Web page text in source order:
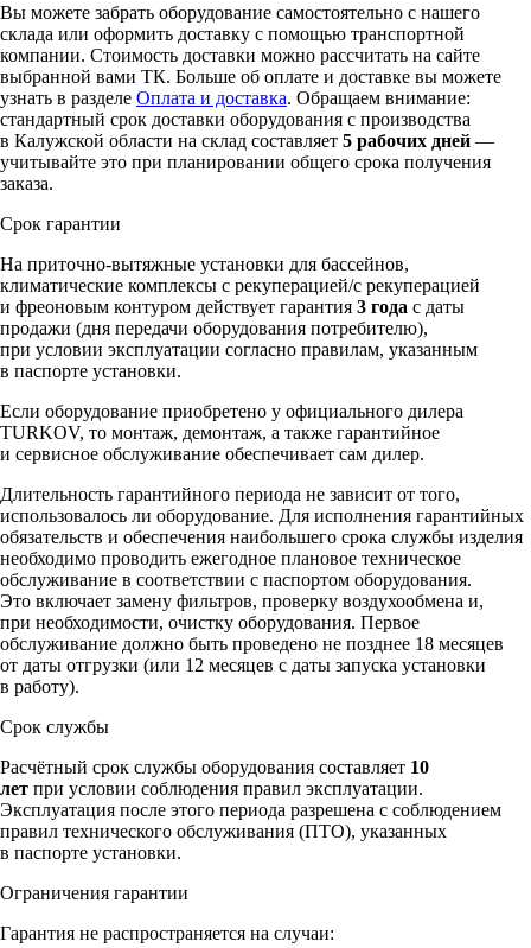
Вы можете забрать оборудование самостоятельно с нашего
склада или оформить доставку с помощью транспортной
компании. Стоимость доставки можно рассчитать на сайте
выбранной вами ТК. Больше об оплате и доставке вы можете
узнать в разделе Оплата и доставка. Обращаем внимание:
стандартный срок доставки оборудования с производства
в Калужской области на склад составляет 5 рабочих дней —
учитывайте это при планировании общего срока получения
заказа.
Срок гарантии
На приточно-вытяжные установки для бассейнов,
климатические комплексы c рекуперацией/с рекуперацией
и фреоновым контуром действует гарантия 3 года с даты
продажи (дня передачи оборудования потребителю),
при условии эксплуатации согласно правилам, указанным
в паспорте установки.
Если оборудование приобретено у официального дилера
TURKOV, то монтаж, демонтаж, а также гарантийное
и сервисное обслуживание обеспечивает сам дилер.
Длительность гарантийного периода не зависит от того,
использовалось ли оборудование. Для исполнения гарантийных
обязательств и обеспечения наибольшего срока службы изделия
необходимо проводить ежегодное плановое техническое
обслуживание в соответствии с паспортом оборудования.
Это включает замену фильтров, проверку воздухообмена и,
при необходимости, очистку оборудования. Первое
обслуживание должно быть проведено не позднее 18 месяцев
от даты отгрузки (или 12 месяцев с даты запуска установки
в работу).
Срок службы
Расчётный срок службы оборудования составляет 10
лет при условии соблюдения правил эксплуатации.
Эксплуатация после этого периода разрешена с соблюдением
правил технического обслуживания (ПТО), указанных
в паспорте установки.
Ограничения гарантии
Гарантия не распространяется на случаи: